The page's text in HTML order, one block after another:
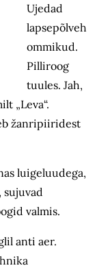
Ujedad
lapsepõlveh
ommikud.
Pilliroog
tuules. Jah,
„Leva“.
žanripiiridest
luigeluudega,
valmis.
anti aer.